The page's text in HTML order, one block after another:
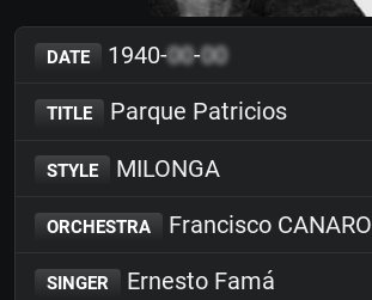
DATE 1940-00-00
TITLE Parque Patricios
STYLE MILONGA
ORCHESTRA Francisco CANARO
SINGER Ernesto Famá